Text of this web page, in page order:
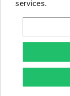
Vous pouvez
pour cela nos
services.